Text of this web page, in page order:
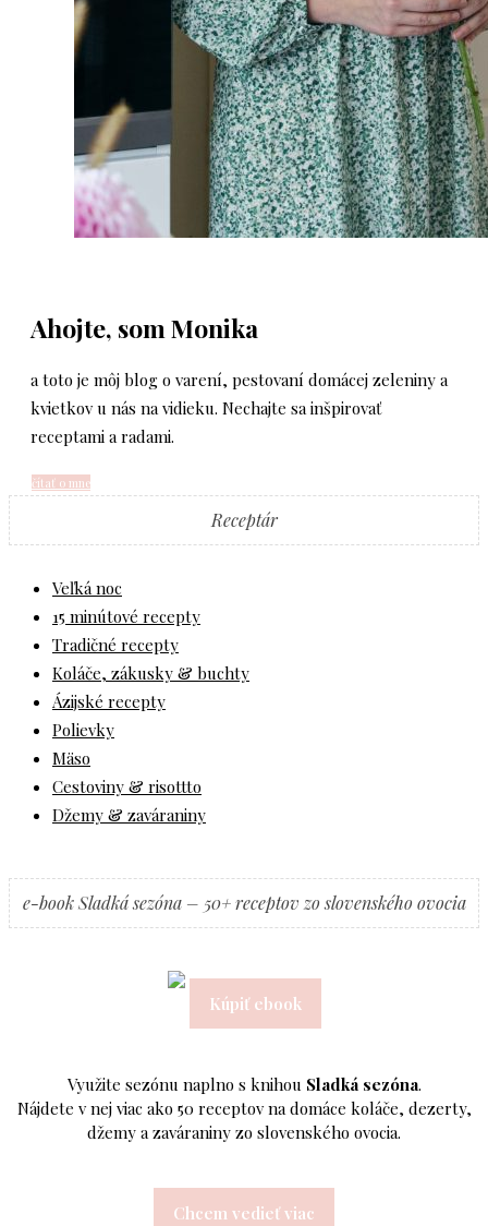
Ahojte, som Monika
a toto je môj blog o varení, pestovaní domácej zeleniny a
kvietkov u nás na vidieku. Nechajte sa inšpirovať
receptami a radami.
čítať o mne
Receptár
Veľká noc
15 minútové recepty
Tradičné recepty
Koláče, zákusky & buchty
Ázijské recepty
Polievky
Mäso
Cestoviny & risottto
Džemy & zaváraniny
e-book Sladká sezóna – 50+ receptov zo slovenského ovocia
Kúpiť ebook
Využite sezónu naplno s knihou Sladká sezóna.
Nájdete v nej viac ako 50 receptov na domáce koláče, dezerty,
džemy a zaváraniny zo slovenského ovocia.
Chcem vedieť viac